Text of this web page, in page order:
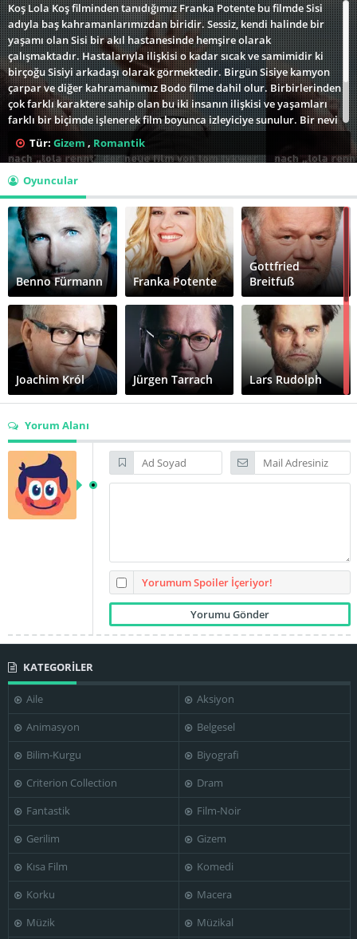
Koş Lola Koş filminden tanıdığımız Franka Potente bu filmde Sisi
adıyla baş kahramanlarımızdan biridir. Sessiz, kendi halinde bir
yaşamı olan Sisi bir akıl hastanesinde hemşire olarak
çalışmaktadır. Hastalarıyla ilişkisi o kadar sıcak ve samimidir ki
birçoğu Sisiyi arkadaşı olarak görmektedir. Birgün Sisiye kamyon
çarpar ve diğer kahramanımız Bodo filme dahil olur. Birbirlerinden
çok farklı karaktere sahip olan bu iki insanın ilişkisi ve yaşamları
farklı bir biçimde işlenerek film boyunca izleyiciye sunulur. Bir nevi
ayrı dünyaların insanı diyebileceğimiz Bodo ve Sisinin aşkı
izlenmeye değer. Tom Tykwer severler ve tarzına aşina olanlar için
özellikle son sahneler, filmi izlemekte geciktikleri için
hayıflanacakları tarzda.
Tür: Gizem , Romantik
Oyuncular
Benno Fürmann Franka Potente
Gottfried
Breitfuß
Joachim Król Jürgen Tarrach Lars Rudolph
Ludger Pistor Marita Breuer
Natja
Brunckhorst
Tom Tykwer Stefan Arndt
Yorum Alanı
Yorumum Spoiler İçeriyor!
KATEGORİLER
Aile
Aksiyon
Animasyon
Belgesel
Bilim-Kurgu
Biyografi
Criterion Collection
Dram
Fantastik
Film-Noir
Gerilim
Gizem
Kısa Film
Komedi
Korku
Macera
Müzik
Müzikal